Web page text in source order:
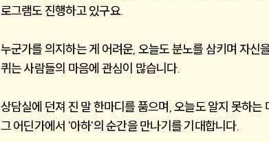
로그램도 진행하고 있구요.
누군가를 의지하는 게 어려운, 오늘도 분노를 삼키며 자신
퀴는 사람들의 마음에 관심이 많습니다.
상담실에 던져 진 말 한마디를 품으며, 오늘도 알지 못하는
그 어딘가에서 '아하'의 순간을 만나기를 기대합니다.